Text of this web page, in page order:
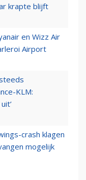
krapte blijft
en Wizz Air
Airport
KLM:
crash klagen
mogelijk